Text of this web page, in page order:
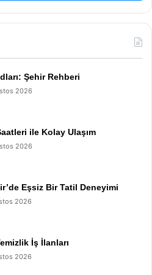
Şehir Rehberi
2026
ile Kolay Ulaşım
2026
Eşsiz Bir Tatil Deneyimi
2026
İş İlanları
2026